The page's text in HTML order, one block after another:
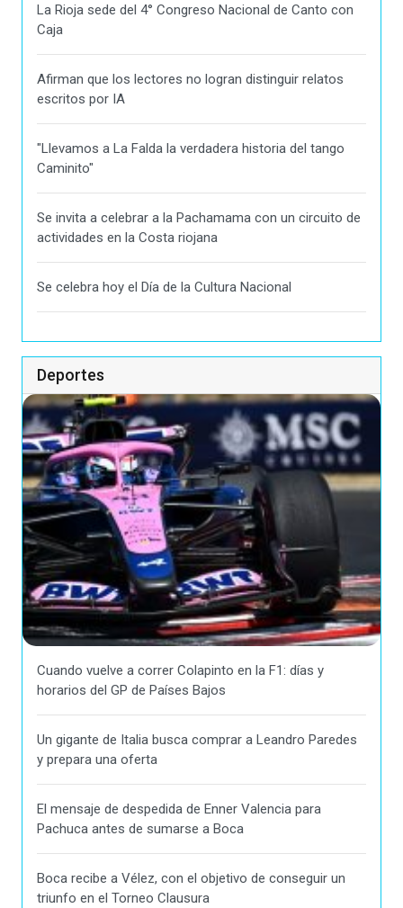
La Rioja sede del 4° Congreso Nacional de Canto con
Caja
Afirman que los lectores no logran distinguir relatos
escritos por IA
"Llevamos a La Falda la verdadera historia del tango
Caminito"
Se invita a celebrar a la Pachamama con un circuito de
actividades en la Costa riojana
Se celebra hoy el Día de la Cultura Nacional
Deportes
Cuando vuelve a correr Colapinto en la F1: días y
horarios del GP de Países Bajos
Un gigante de Italia busca comprar a Leandro Paredes
y prepara una oferta
El mensaje de despedida de Enner Valencia para
Pachuca antes de sumarse a Boca
Boca recibe a Vélez, con el objetivo de conseguir un
triunfo en el Torneo Clausura